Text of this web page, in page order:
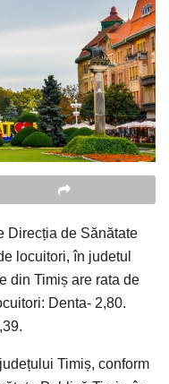
Direcția de Sănătate
locuitori, în judetul
din Timiș are rata de
Denta- 2,80.
Timiș, conform